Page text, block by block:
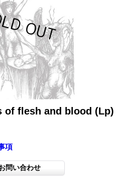
of flesh and blood (Lp)
項